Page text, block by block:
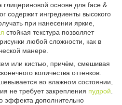
глицериновой основе для face &
содержит ингредиенты высокого
при нанесении яркие,
стойкая текстура позволяет
любой сложности, как в
манере.
или кистью, причём, смешивая
количества оттенков.
во влажном состоянии,
не требует закрепления пудрой.
эффекта дополнительно